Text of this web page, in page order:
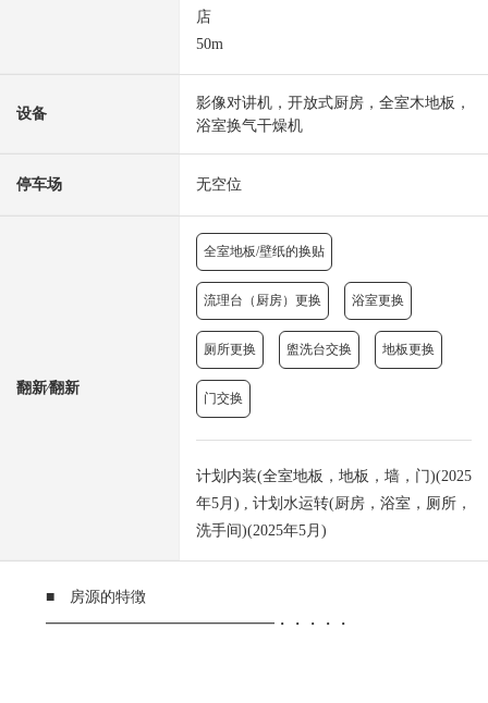
店
50m
设备
影像对讲机，开放式厨房，全室木地板，
浴室换气干燥机
停车场 无空位
翻新⁄翻新
全室地板/壁纸的换贴
流理台（厨房）更换 浴室更换
厕所更换 盥洗台交换 地板更换
门交换
计划内装(全室地板，地板，墙，门)(2025
年5月) , 计划水运转(厨房，浴室，厕所，
洗手间)(2025年5月)
■ 房源的特徴
━━━━━━━━━━━━━━━・・・・・